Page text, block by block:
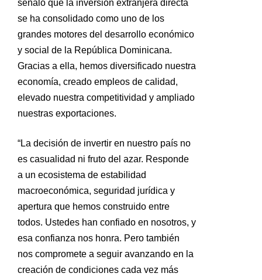
señaló que la inversión extranjera directa
se ha consolidado como uno de los
grandes motores del desarrollo económico
y social de la República Dominicana.
Gracias a ella, hemos diversificado nuestra
economía, creado empleos de calidad,
elevado nuestra competitividad y ampliado
nuestras exportaciones.
“La decisión de invertir en nuestro país no
es casualidad ni fruto del azar. Responde
a un ecosistema de estabilidad
macroeconómica, seguridad jurídica y
apertura que hemos construido entre
todos. Ustedes han confiado en nosotros, y
esa confianza nos honra. Pero también
nos compromete a seguir avanzando en la
creación de condiciones cada vez más